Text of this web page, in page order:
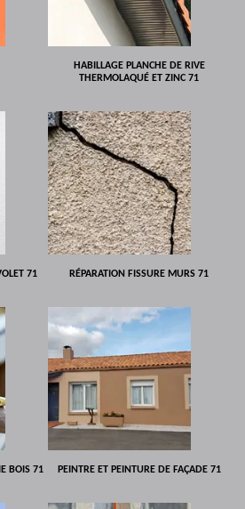
HABILLAGE PLANCHE DE RIVE
THERMOLAQUÉ ET ZINC 71
71 RÉPARATION FISSURE MURS 71
BOIS 71 PEINTRE ET PEINTURE DE FAÇADE 71